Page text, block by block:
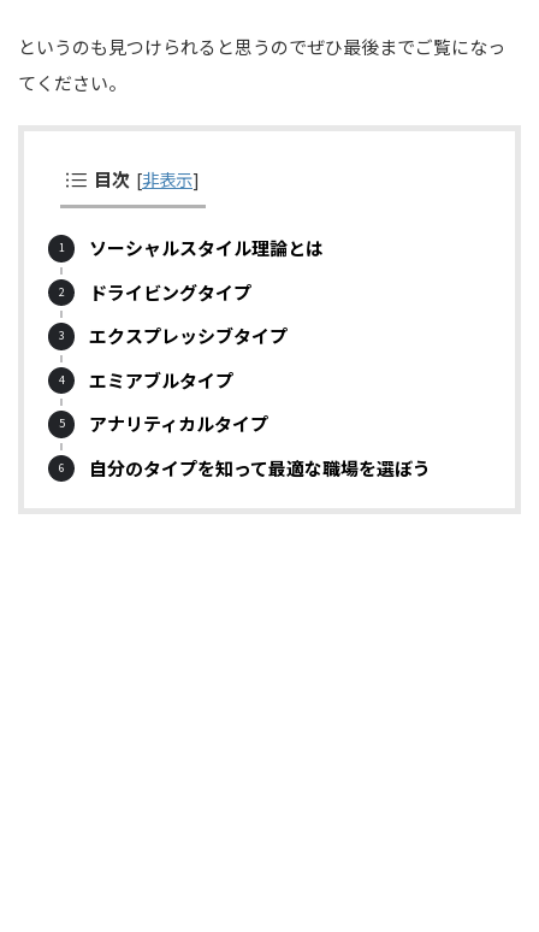
というのも見つけられると思うのでぜひ最後までご覧になっ
てください。
目次 [非表示]
ソーシャルスタイル理論とは
ドライビングタイプ
エクスプレッシブタイプ
エミアブルタイプ
アナリティカルタイプ
自分のタイプを知って最適な職場を選ぼう